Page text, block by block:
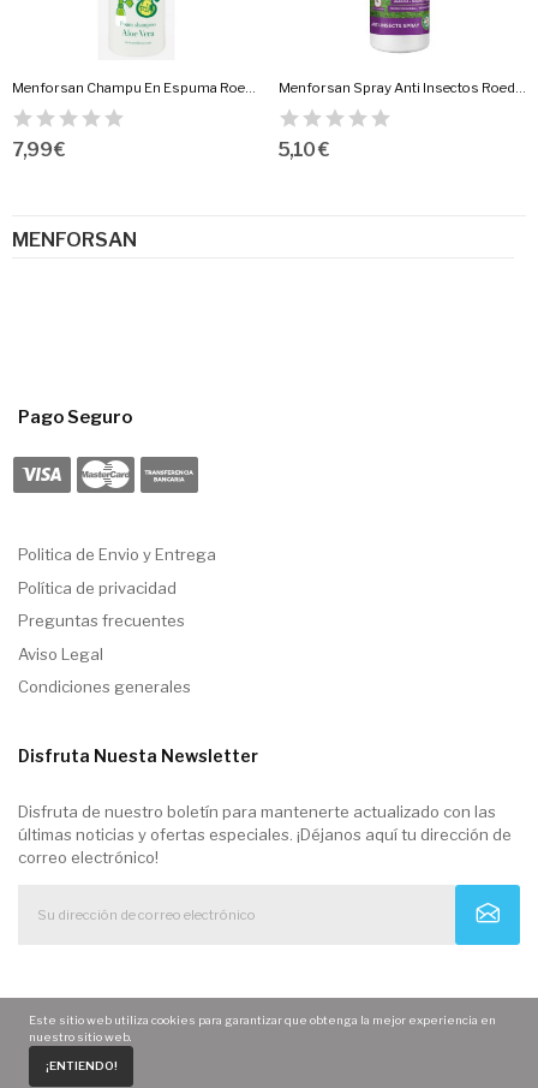
Home
MENFORSAN
Menforsan Champu En Espuma Roedores 200Ml.
7,99 €
Menforsan Spray Anti Insectos Roedores 125Ml.
5,10 €
Pago Seguro
Politica de Envio y Entrega
Política de privacidad
Preguntas frecuentes
Aviso Legal
Condiciones generales
Disfruta Nuesta Newsletter
Disfruta de nuestro boletín para mantenerte actualizado con las
últimas noticias y ofertas especiales. ¡Déjanos aquí tu dirección de
correo electrónico!
Este sitio web utiliza cookies para garantizar que obtenga la mejor experiencia en
nuestro sitio web.
¡ENTIENDO!